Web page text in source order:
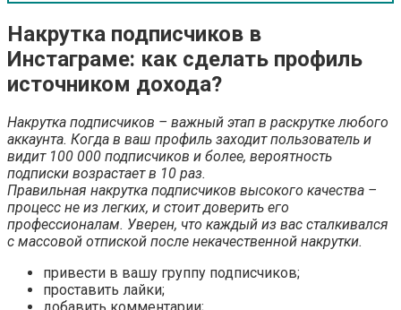
Накрутка подписчиков в
Инстаграме: как сделать профиль
источником дохода?
Накрутка подписчиков – важный этап в раскрутке любого
аккаунта. Когда в ваш профиль заходит пользователь и
видит 100 000 подписчиков и более, вероятность
подписки возрастает в 10 раз.
Правильная накрутка подписчиков высокого качества –
процесс не из легких, и стоит доверить его
профессионалам. Уверен, что каждый из вас сталкивался
с массовой отпиской после некачественной накрутки.
привести в вашу группу подписчиков;
проставить лайки;